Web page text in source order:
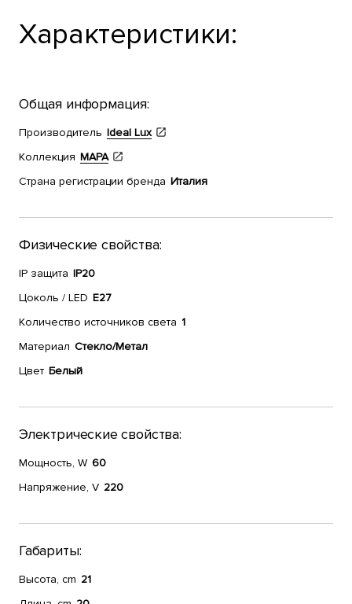
Характеристики:
Общая информация:
Производитель Ideal Lux
Коллекция MAPA
Страна регистрации бренда Италия
Физические свойства:
IP защита IP20
Цоколь / LED E27
Количество источников света 1
Материал Стекло/Метал
Цвет Белый
Электрические свойства:
Мощность, W 60
Напряжение, V 220
Габариты:
Высота, cm 21